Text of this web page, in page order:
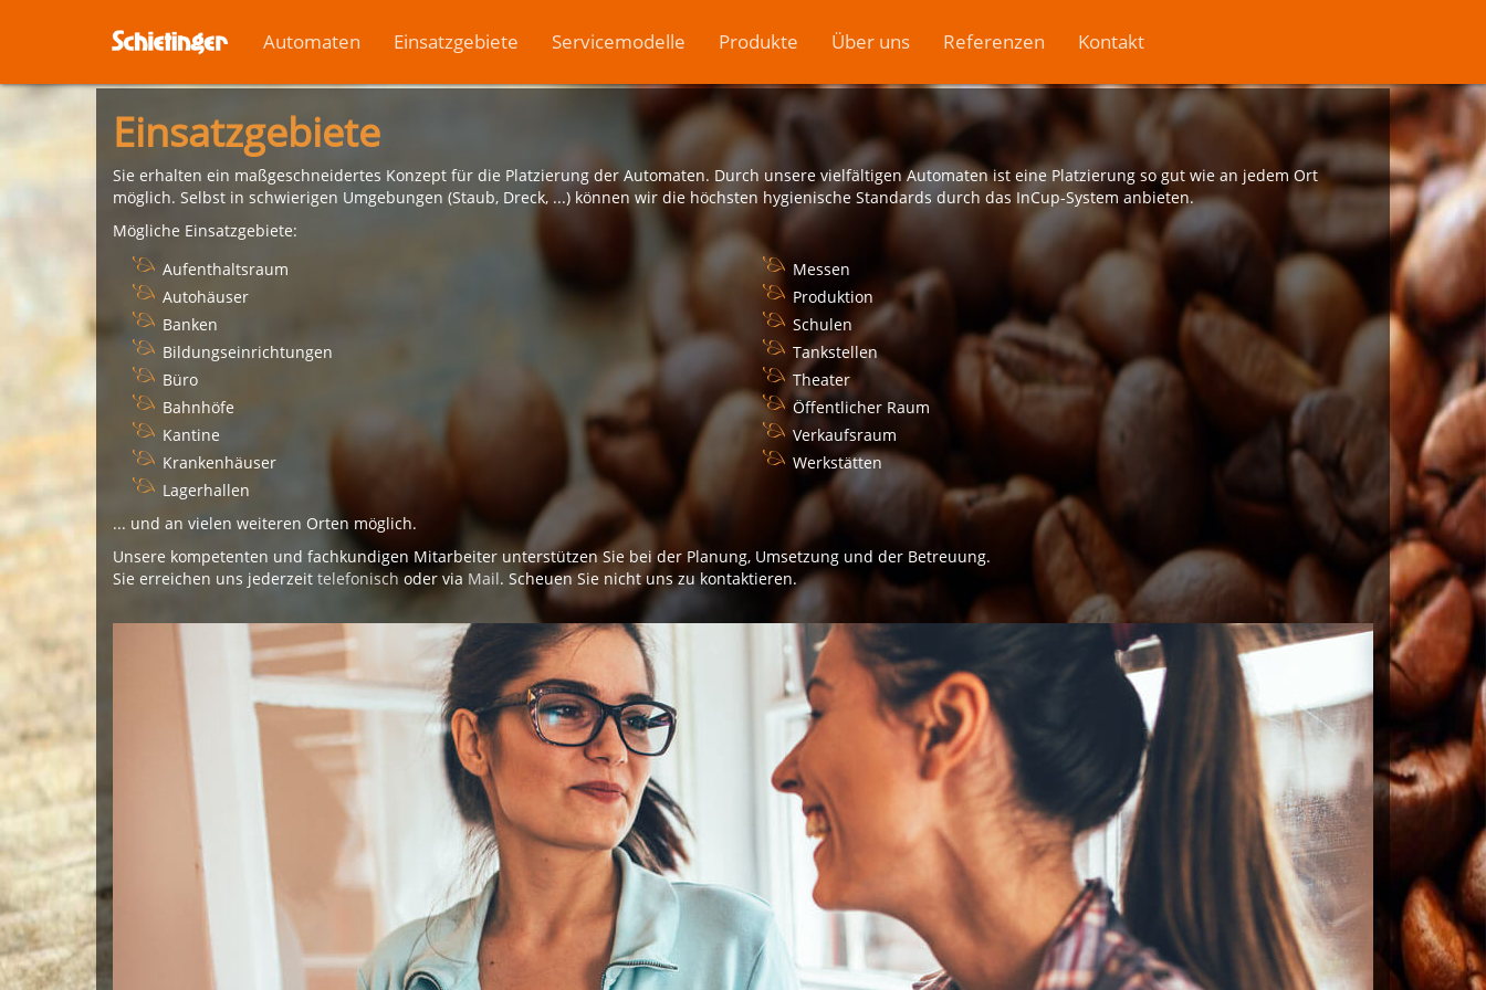
Automaten Einsatzgebiete Servicemodelle Produkte Über uns Referenzen Kontakt
Einsatzgebiete
Sie erhalten ein maßgeschneidertes Konzept für die Platzierung der Automaten. Durch unsere vielfältigen Automaten ist eine Platzierung so gut wie an jedem Ort
möglich. Selbst in schwierigen Umgebungen (Staub, Dreck, ...) können wir die höchsten hygienische Standards durch das InCup-System anbieten.
Mögliche Einsatzgebiete:
Aufenthaltsraum
Autohäuser
Banken
Bildungseinrichtungen
Büro
Bahnhöfe
Kantine
Krankenhäuser
Lagerhallen
Messen
Produktion
Schulen
Tankstellen
Theater
Öffentlicher Raum
Verkaufsraum
Werkstätten
... und an vielen weiteren Orten möglich.
Unsere kompetenten und fachkundigen Mitarbeiter unterstützen Sie bei der Planung, Umsetzung und der Betreuung.
Sie erreichen uns jederzeit telefonisch oder via Mail. Scheuen Sie nicht uns zu kontaktieren.